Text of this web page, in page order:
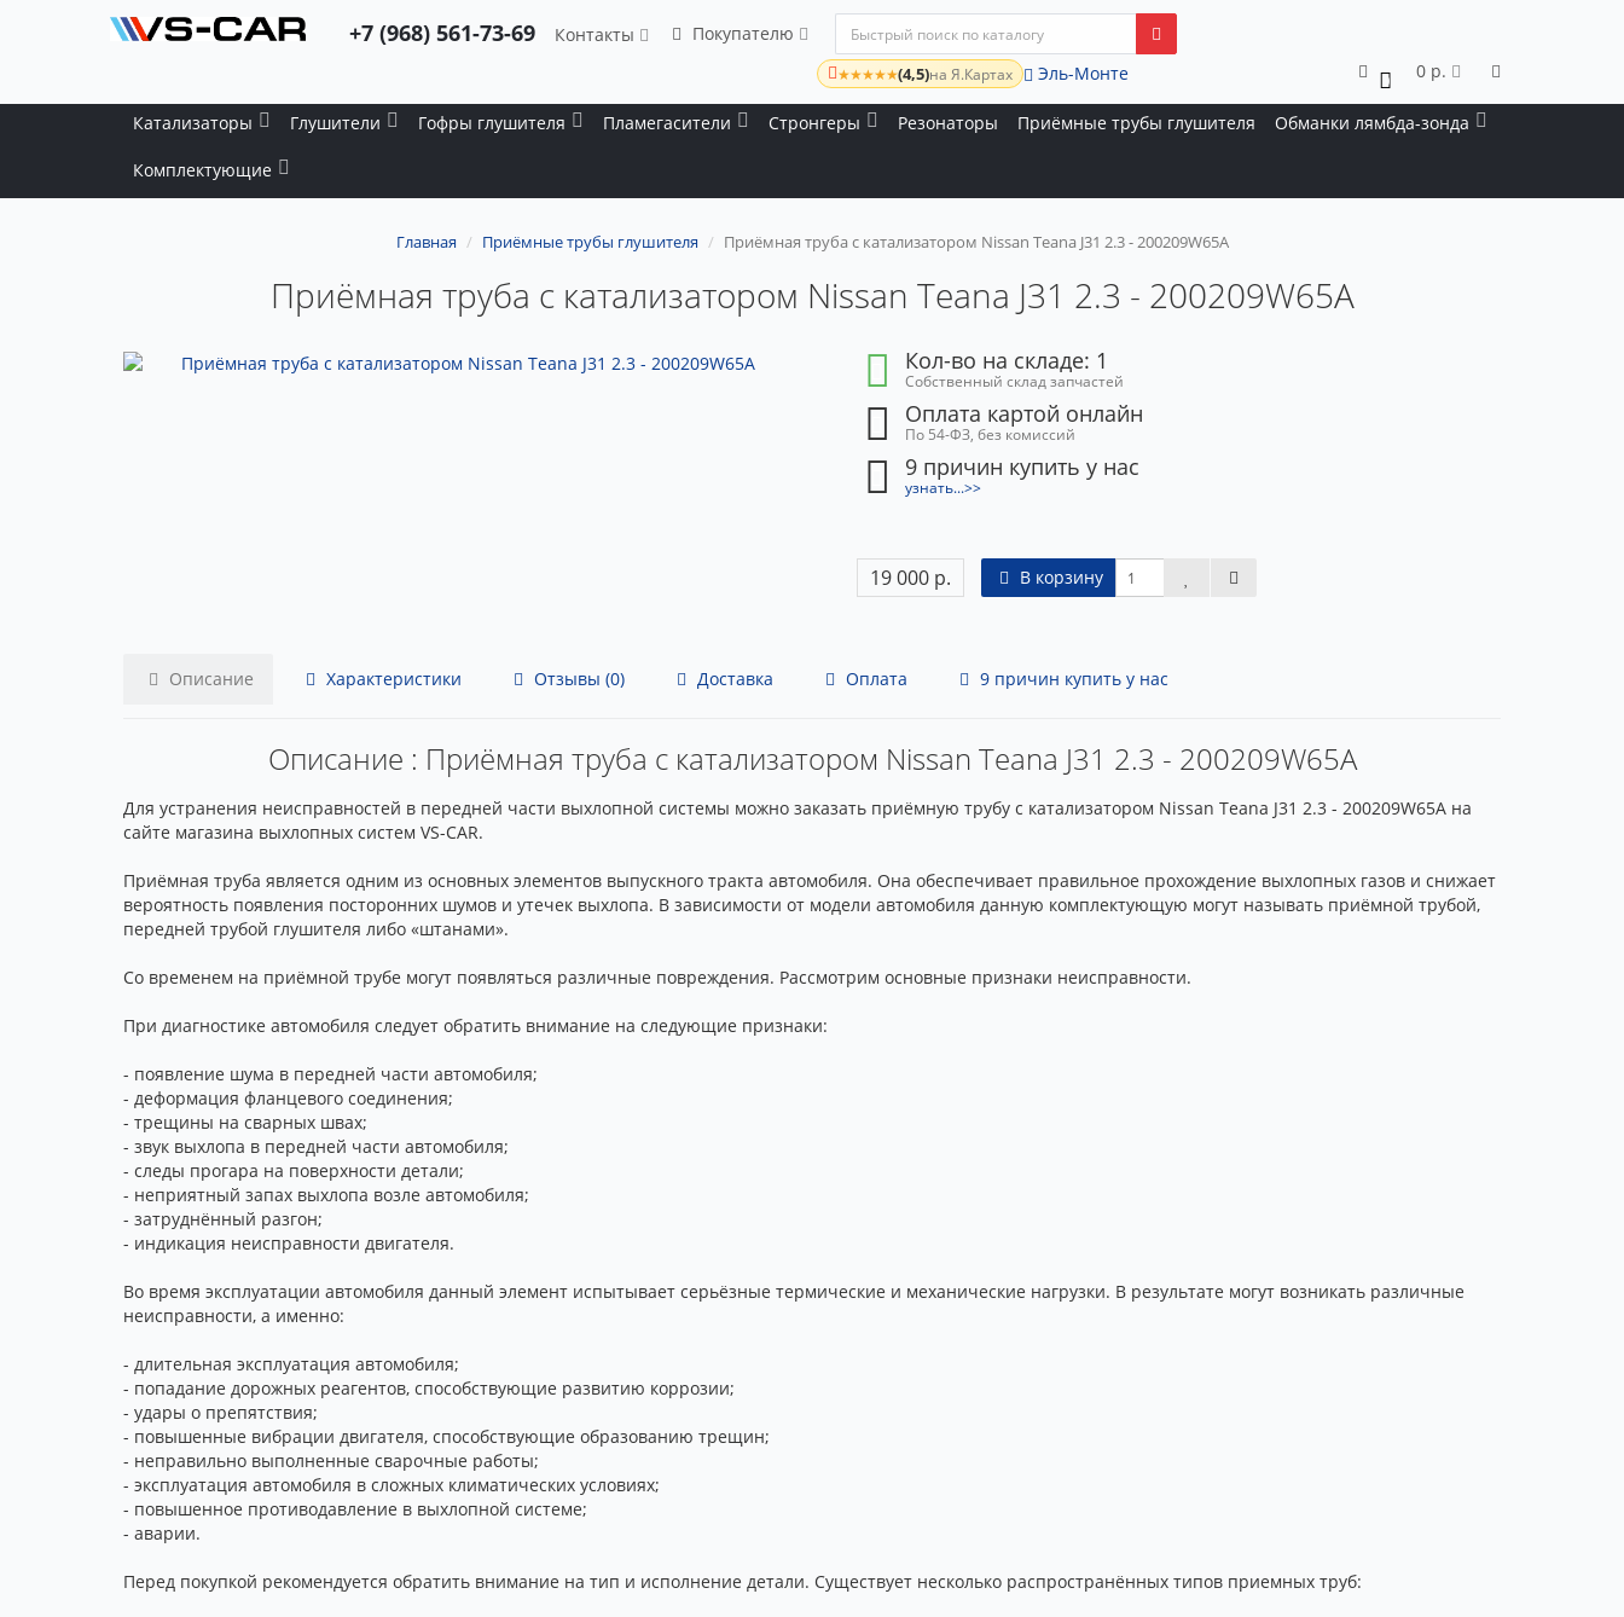
+7 (968) 561-73-69 Контакты Покупателю
★★★★★(4,5)на Я.Картах Эль-Монте 0 0 р.
Катализаторы Глушители Гофры глушителя Пламегасители Стронгеры Резонаторы Приёмные трубы глушителя Обманки лямбда-зонда
Комплектующие
Главная Приёмные трубы глушителя Приёмная труба с катализатором Nissan Teana J31 2.3 - 200209W65A
Приёмная труба с катализатором Nissan Teana J31 2.3 - 200209W65A
Кол-во на складе: 1
Собственный склад запчастей
Оплата картой онлайн
По 54-ФЗ, без комиссий
9 причин купить у нас
узнать...>>
19 000 р. В корзину
Описание Характеристики Отзывы (0) Доставка Оплата 9 причин купить у нас
Описание : Приёмная труба с катализатором Nissan Teana J31 2.3 - 200209W65A
Для устранения неисправностей в передней части выхлопной системы можно заказать приёмную трубу с катализатором Nissan Teana J31 2.3 - 200209W65A на
сайте магазина выхлопных систем VS-CAR.
Приёмная труба является одним из основных элементов выпускного тракта автомобиля. Она обеспечивает правильное прохождение выхлопных газов и снижает
вероятность появления посторонних шумов и утечек выхлопа. В зависимости от модели автомобиля данную комплектующую могут называть приёмной трубой,
передней трубой глушителя либо «штанами».
Со временем на приёмной трубе могут появляться различные повреждения. Рассмотрим основные признаки неисправности.
При диагностике автомобиля следует обратить внимание на следующие признаки:
- появление шума в передней части автомобиля;
- деформация фланцевого соединения;
- трещины на сварных швах;
- звук выхлопа в передней части автомобиля;
- следы прогара на поверхности детали;
- неприятный запах выхлопа возле автомобиля;
- затруднённый разгон;
- индикация неисправности двигателя.
Во время эксплуатации автомобиля данный элемент испытывает серьёзные термические и механические нагрузки. В результате могут возникать различные
неисправности, а именно:
- длительная эксплуатация автомобиля;
- попадание дорожных реагентов, способствующие развитию коррозии;
- удары о препятствия;
- повышенные вибрации двигателя, способствующие образованию трещин;
- неправильно выполненные сварочные работы;
- эксплуатация автомобиля в сложных климатических условиях;
- повышенное противодавление в выхлопной системе;
- аварии.
Перед покупкой рекомендуется обратить внимание на тип и исполнение детали. Существует несколько распространённых типов приемных труб: